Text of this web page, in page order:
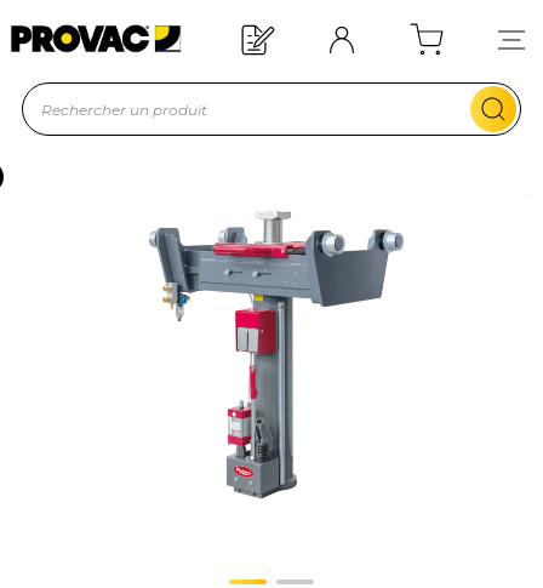
Offre de bienvenue : 20€
En savoir plus